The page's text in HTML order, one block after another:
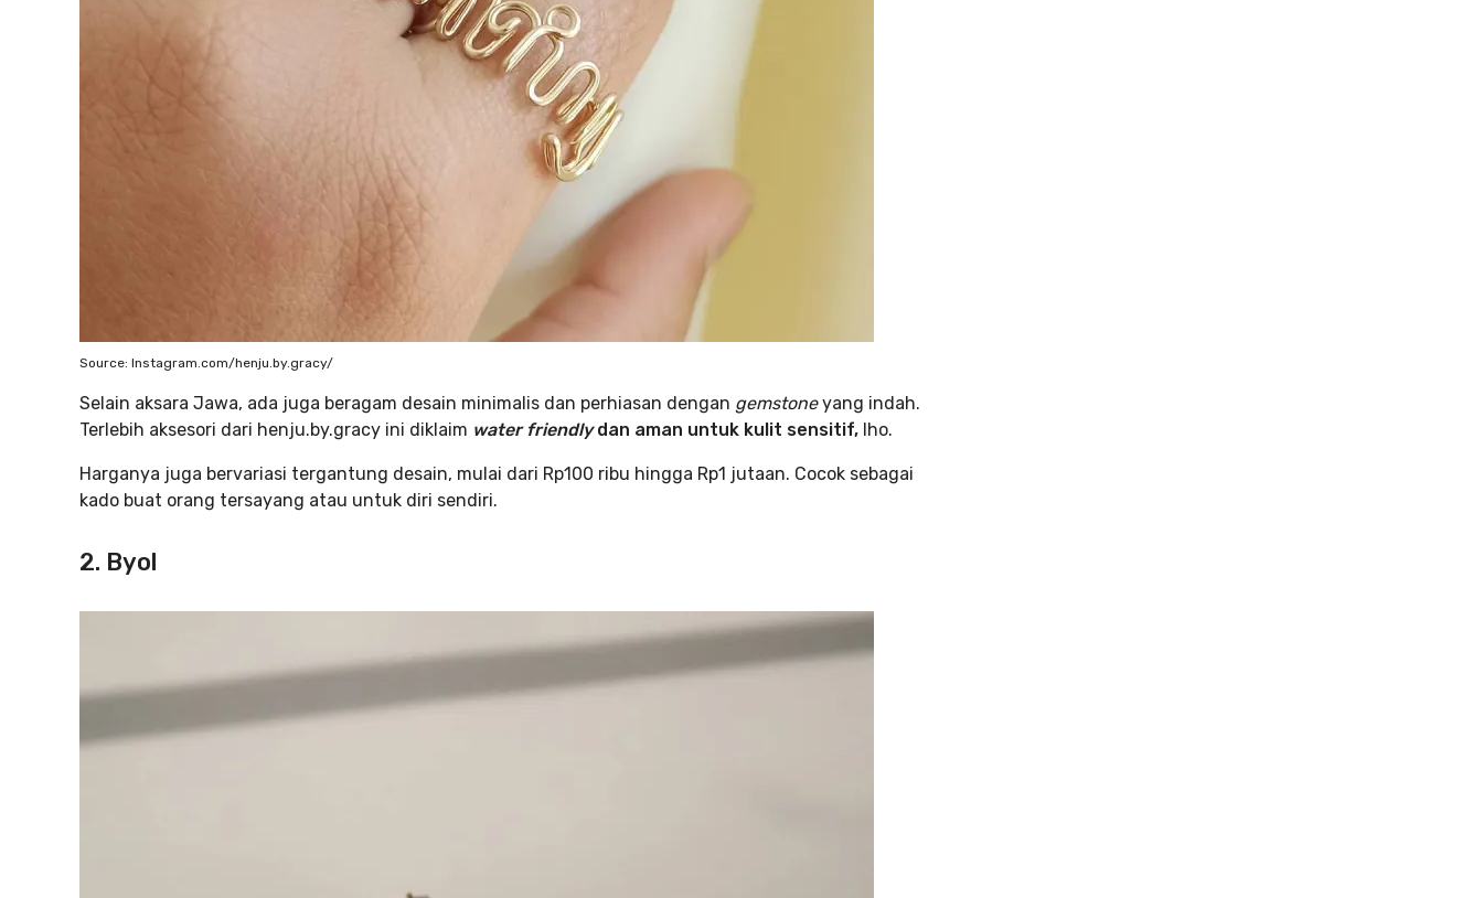
Source: Instagram.com/henju.by.gracy/
Selain aksara Jawa, ada juga beragam desain minimalis dan perhiasan dengan gemstoneyang indah.
Terlebih aksesori dari henju.by.gracy ini diklaim water friendlydan aman untuk kulit sensitif, lho.
Harganya juga bervariasi tergantung desain, mulai dari Rp100 ribu hingga Rp1 jutaan. Cocok sebagai
kado buat orang tersayang atau untuk diri sendiri.
2. Byol